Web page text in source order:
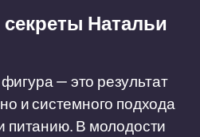
Натальи
— это результат
и системного подхода
питанию. В молодости